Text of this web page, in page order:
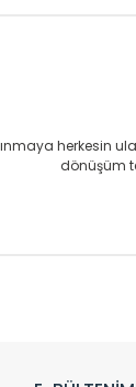
herkesin
dönüşüm
yapmakta olduğu
yanında,